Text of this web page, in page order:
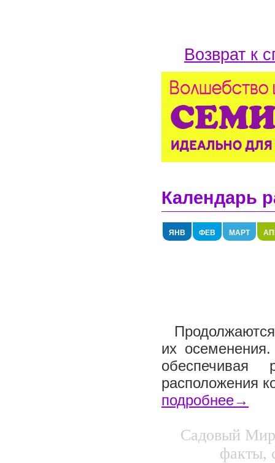
Возврат к
Календарь
ЯНВ ФЕВ МАРТ
их
обеспечивая
расположения
подробнее→
Садовый
факты,